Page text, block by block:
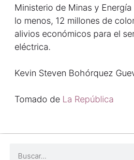
Ministerio de Minas y
lo menos, 12 millones de
alivios económicos para el
eléctrica.
Kevin Steven Bohórquez
Tomado de La República